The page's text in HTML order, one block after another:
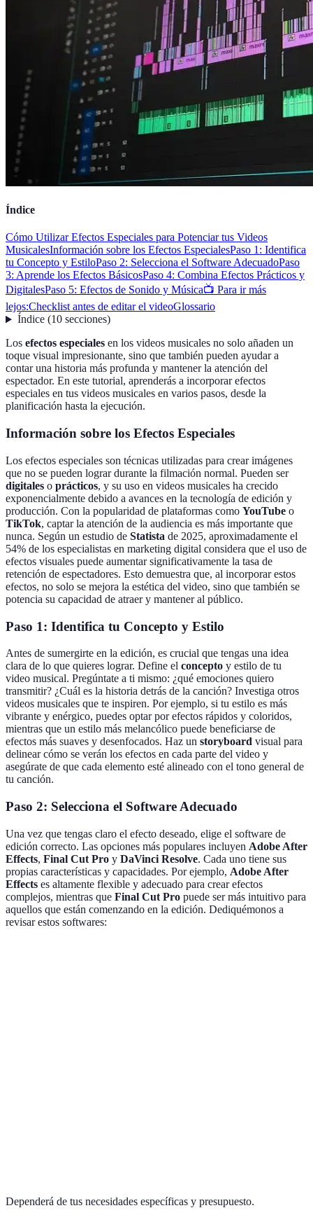
Índice
Cómo Utilizar Efectos Especiales para Potenciar tus Videos
MusicalesInformación sobre los Efectos EspecialesPaso 1: Identifica
tu Concepto y EstiloPaso 2: Selecciona el Software AdecuadoPaso
3: Aprende los Efectos BásicosPaso 4: Combina Efectos Prácticos y
DigitalesPaso 5: Efectos de Sonido y Música📺 Para ir más
lejos:Checklist antes de editar el videoGlossario
Índice(10 secciones)
Los efectos especiales en los videos musicales no solo añaden un
toque visual impresionante, sino que también pueden ayudar a
contar una historia más profunda y mantener la atención del
espectador. En este tutorial, aprenderás a incorporar efectos
especiales en tus videos musicales en varios pasos, desde la
planificación hasta la ejecución.
Información sobre los Efectos Especiales
Los efectos especiales son técnicas utilizadas para crear imágenes
que no se pueden lograr durante la filmación normal. Pueden ser
digitales o prácticos, y su uso en videos musicales ha crecido
exponencialmente debido a avances en la tecnología de edición y
producción. Con la popularidad de plataformas como YouTube o
TikTok, captar la atención de la audiencia es más importante que
nunca. Según un estudio de Statista de 2025, aproximadamente el
54% de los especialistas en marketing digital considera que el uso de
efectos visuales puede aumentar significativamente la tasa de
retención de espectadores. Esto demuestra que, al incorporar estos
efectos, no solo se mejora la estética del video, sino que también se
potencia su capacidad de atraer y mantener al público.
Paso 1: Identifica tu Concepto y Estilo
Antes de sumergirte en la edición, es crucial que tengas una idea
clara de lo que quieres lograr. Define el concepto y estilo de tu
video musical. Pregúntate a ti mismo: ¿qué emociones quiero
transmitir? ¿Cuál es la historia detrás de la canción? Investiga otros
videos musicales que te inspiren. Por ejemplo, si tu estilo es más
vibrante y enérgico, puedes optar por efectos rápidos y coloridos,
mientras que un estilo más melancólico puede beneficiarse de
efectos más suaves y desenfocados. Haz un storyboard visual para
delinear cómo se verán los efectos en cada parte del video y
asegúrate de que cada elemento esté alineado con el tono general de
tu canción.
Paso 2: Selecciona el Software Adecuado
Una vez que tengas claro el efecto deseado, elige el software de
edición correcto. Las opciones más populares incluyen Adobe After
Effects, Final Cut Pro y DaVinci Resolve. Cada uno tiene sus
propias características y capacidades. Por ejemplo, Adobe After
Effects es altamente flexible y adecuado para crear efectos
complejos, mientras que Final Cut Pro puede ser más intuitivo para
aquellos que están comenzando en la edición. Dediquémonos a
revisar estos softwares:
Dependerá de tus necesidades específicas y presupuesto.